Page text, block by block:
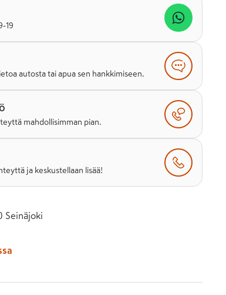
19
autosta tai apua sen hankkimiseen.
mahdollisimman pian.
ja keskustellaan lisää!
Seinäjoki